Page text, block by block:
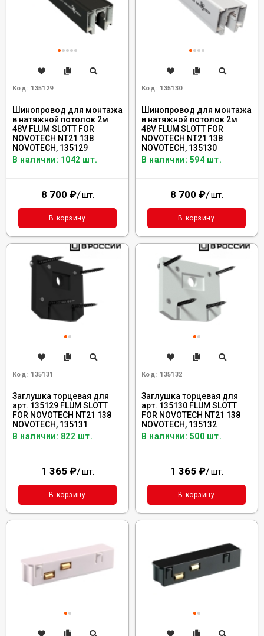
Код: 135129
Шинопровод для монтажа
в натяжной потолок 2м
48V FLUM SLOTT FOR
NOVOTECH NT21 138
NOVOTECH, 135129
В наличии: 1042 шт.
8 700 ₽/шт.
В корзину
Код: 135130
Шинопровод для монтажа
в натяжной потолок 2м
48V FLUM SLOTT FOR
NOVOTECH NT21 138
NOVOTECH, 135130
В наличии: 594 шт.
8 700 ₽/шт.
В корзину
Код: 135131
Заглушка торцевая для
арт. 135129 FLUM SLOTT
FOR NOVOTECH NT21 138
NOVOTECH, 135131
В наличии: 822 шт.
1 365 ₽/шт.
В корзину
Код: 135132
Заглушка торцевая для
арт. 135130 FLUM SLOTT
FOR NOVOTECH NT21 138
NOVOTECH, 135132
В наличии: 500 шт.
1 365 ₽/шт.
В корзину